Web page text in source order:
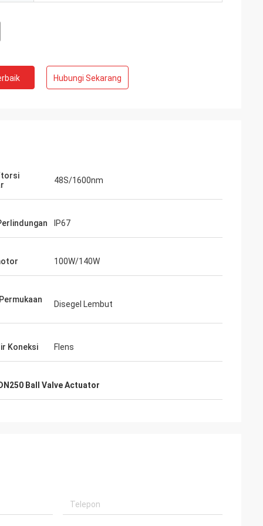
Cina
pemasok
HVAC di seluruh
terus-
layanan
Hubungi Sekarang
torsi
48S/1600nm
IP67
100W/140W
Disegel Lembut
Koneksi Flens
DN250 Ball Valve Actuator